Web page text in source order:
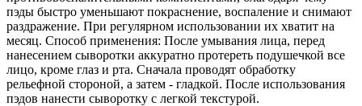
пэды быстро уменьшают покраснение, воспаление и снимают
раздражение. При регулярном использовании их хватит на
месяц. Способ применения: После умывания лица, перед
нанесением сыворотки аккуратно протереть подушечкой все
лицо, кроме глаз и рта. Сначала проводят обработку
рельефной стороной, а затем - гладкой. После использования
пэдов нанести сыворотку с легкой текстурой.